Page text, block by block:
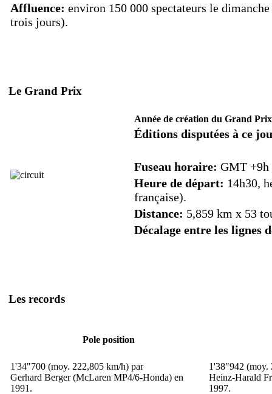
Affluence: environ 150 000 spectateurs le
trois jours).
Le Grand Prix
Année de création du Grand
Éditions disputées à ce
Fuseau horaire: GMT +9h
Heure de départ: 14h30,
française).
Distance: 5,859 km x 53
Décalage entre les lignes
Les records
Pole position
1'34"700 (moy. 222,805 km/h) par
Gerhard Berger (McLaren MP4/6-Honda) en
1991.
1'38"942 (moy.
Heinz-Harald
1997.